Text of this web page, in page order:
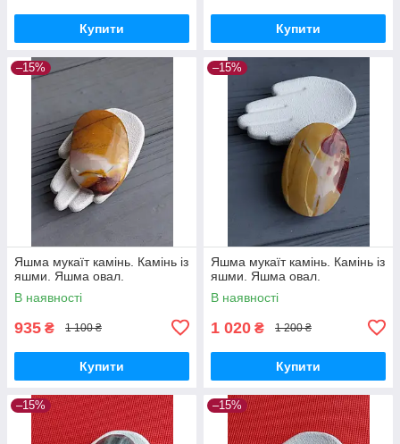
Купити Купити
–15%
Яшма мукаїт камінь. Камінь із
яшми. Яшма овал.
В наявності
935 ₴ 1 100 ₴
Купити
–15%
Яшма мукаїт камінь. Камінь із
яшми. Яшма овал.
В наявності
1 020 ₴ 1 200 ₴
Купити
–15% –15%